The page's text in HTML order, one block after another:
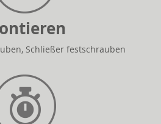
Schließer festschrauben